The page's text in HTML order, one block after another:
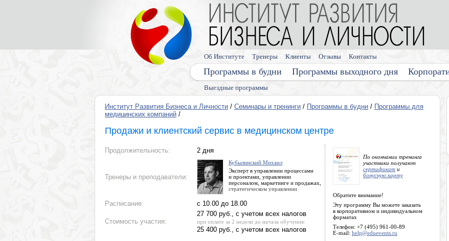
Выездные программы
Программы в будни Программы выходного дня
Об Институте Тренеры Клиенты Отзывы Контакты
Институт Развития Бизнеса и Личности / Семинары и тренинги / Программы в будни / Программы для
медицинских компаний /
Продажи и клиентский сервис в медицинском центре
Продолжительность: 2 дня
Тренеры и преподаватели:
Кубылинский Михаил
Эксперт в управлении процессами
и проектами, управлении
персоналом, маркетинге и продажах,
стратегическом управлении
Расписание: с 10.00 до 18.00
Стоимость участия:
27 700 руб., с учетом всех налогов
при оплате за 2 недели до начала обучения:
25 400 руб., с учетом всех налогов
По окончании тренинга
участники получают
сертификат и
бонусную карту
Обратите внимание!
Эту программу Вы можете заказать
в корпоративном и индивидуальном
форматах
Телефон: +7 (495) 961-00-89
E-mail: help@eduevents.ru